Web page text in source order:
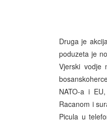
Druga je
poduzeta je
Vjerski vodje
NATO-a i
Racanom i
Picula u